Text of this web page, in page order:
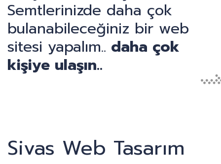
Semtlerinizde daha çok
bulanabileceğiniz bir web
sitesi yapalım.. daha çok
kişiye ulaşın..
Sivas Web Tasarım